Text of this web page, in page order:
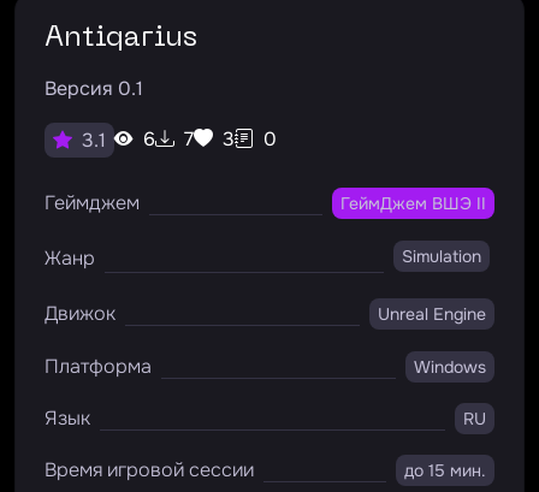
Antiqarius
Версия 0.1
3.1 6 7 3 0
Геймджем ГеймДжем ВШЭ II
Жанр Simulation
Движок Unreal Engine
Платформа Windows
Язык RU
Время игровой сессии до 15 мин.